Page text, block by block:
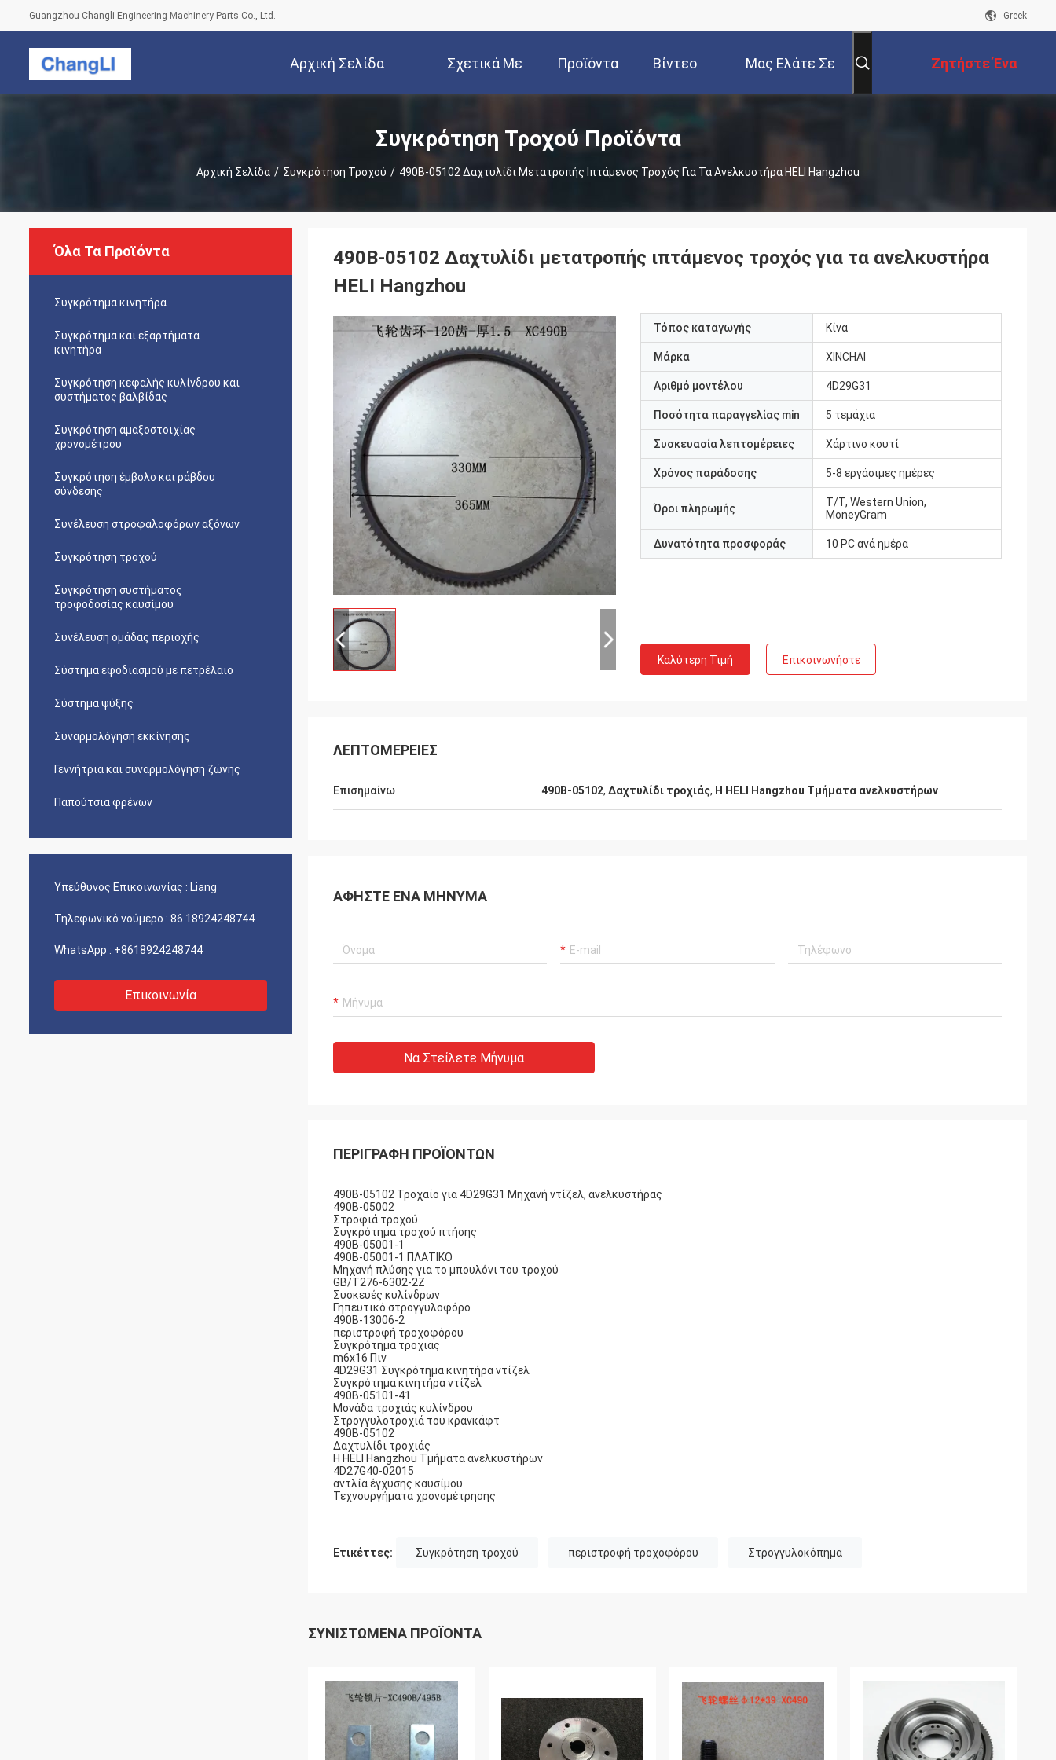
Guangzhou Changli Engineering Machinery Parts Co., Ltd. Greek
Αρχική Σελίδα Σχετικά Με
Εμάς
Προϊόντα Βίντεο Μας Ελάτε Σε Ζητήστε Ένα
Απόσπασμα
Συγκρότηση Τροχού Προϊόντα
Αρχική Σελίδα / Συγκρότηση Τροχού / 490Β-05102 Δαχτυλίδι Μετατροπής Ιπτάμενος Τροχός Για Τα Ανελκυστήρα HELI Hangzhou
Όλα Τα Προϊόντα
Συγκρότημα κινητήρα
Συγκρότημα και εξαρτήματα
κινητήρα
Συγκρότηση κεφαλής κυλίνδρου και
συστήματος βαλβίδας
Συγκρότηση αμαξοστοιχίας
χρονομέτρου
Συγκρότηση έμβολο και ράβδου
σύνδεσης
Συνέλευση στροφαλοφόρων αξόνων
Συγκρότηση τροχού
Συγκρότηση συστήματος
τροφοδοσίας καυσίμου
Συνέλευση ομάδας περιοχής
Σύστημα εφοδιασμού με πετρέλαιο
Σύστημα ψύξης
Συναρμολόγηση εκκίνησης
Γεννήτρια και συναρμολόγηση ζώνης
Παπούτσια φρένων
Υπεύθυνος Επικοινωνίας : Liang
Τηλεφωνικό νούμερο : 86 18924248744
WhatsApp : +8618924248744
Επικοινωνία
490Β-05102 Δαχτυλίδι μετατροπής ιπτάμενος τροχός για τα ανελκυστήρα
HELI Hangzhou
Τόπος καταγωγής Κίνα
Μάρκα XINCHAI
Αριθμό μοντέλου 4D29G31
Ποσότητα παραγγελίας min 5 τεμάχια
Συσκευασία λεπτομέρειες Χάρτινο κουτί
Χρόνος παράδοσης 5-8 εργάσιμες ημέρες
Όροι πληρωμής
Τ/Τ, Western Union,
MoneyGram
Δυνατότητα προσφοράς 10 PC ανά ημέρα
Καλύτερη Τιμή Επικοινωνήστε
ΛΕΠΤΟΜΈΡΕΙΕΣ
Επισημαίνω 490Β-05102, Δαχτυλίδι τροχιάς, Η HELI Hangzhou Τμήματα ανελκυστήρων
ΑΦΉΣΤΕ ΈΝΑ ΜΉΝΥΜΑ
Να Στείλετε Μήνυμα
ΠΕΡΙΓΡΑΦΉ ΠΡΟΪΌΝΤΩΝ
490B-05102 Τροχαίο για 4D29G31 Μηχανή ντίζελ, ανελκυστήρας
490B-05002
Στροφιά τροχού
Συγκρότημα τροχού πτήσης
490B-05001-1
490B-05001-1 ΠΛΑΤΙΚΟ
Μηχανή πλύσης για το μπουλόνι του τροχού
GB/T276-6302-2Z
Συσκευές κυλίνδρων
Γηπευτικό στρογγυλοφόρο
490Β-13006-2
περιστροφή τροχοφόρου
Συγκρότημα τροχιάς
m6x16 Πιν
4D29G31 Συγκρότημα κινητήρα ντίζελ
Συγκρότημα κινητήρα ντίζελ
490Β-05101-41
Μονάδα τροχιάς κυλίνδρου
Στρογγυλοτροχιά του κρανκάφτ
490Β-05102
Δαχτυλίδι τροχιάς
Η HELI Hangzhou Τμήματα ανελκυστήρων
4D27G40-02015
αντλία έγχυσης καυσίμου
Τεχνουργήματα χρονομέτρησης
Ετικέττες: Συγκρότηση τροχού περιστροφή τροχοφόρου Στρογγυλοκόπημα
ΣΥΝΙΣΤΏΜΕΝΑ ΠΡΟΪΌΝΤΑ